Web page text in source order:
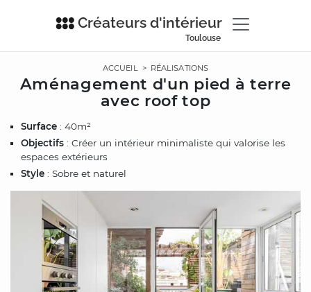
Créateurs d'intérieur
Toulouse
ACCUEIL> RÉALISATIONS
Aménagement d'un pied à terre
avec roof top
Surface : 40m²
Objectifs : Créer un intérieur minimaliste qui valorise les
espaces extérieurs
Style : Sobre et naturel